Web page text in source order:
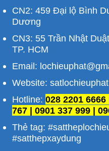
CN2: 459 Đại lộ Bình
Dương
CN3: 55 Trần Nhật
TP. HCM
Email:
Website:
Hotline: 028 2201
767 | 0901 337 999 |
Thẻ tag:
#satthepxaydung